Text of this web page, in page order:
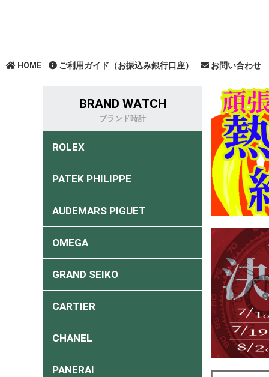
HOME ご利用ガイド（お振込み銀行口座） お問い合わせ
BRAND WATCH
ブランド時計
ROLEX
PATEK PHILIPPE
AUDEMARS PIGUET
OMEGA
GRAND SEIKO
CARTIER
CHANEL
PANERAI